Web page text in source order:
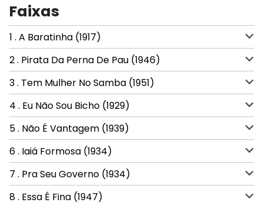
Faixas
1 . A Baratinha (1917)
2 . Pirata Da Perna De Pau (1946)
3 . Tem Mulher No Samba (1951)
4 . Eu Não Sou Bicho (1929)
5 . Não É Vantagem (1939)
6 . Iaiá Formosa (1934)
7 . Pra Seu Governo (1934)
8 . Essa É Fina (1947)